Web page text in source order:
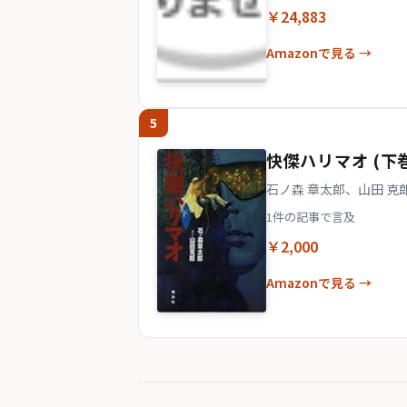
￥24,883
Amazonで見る →
5
快傑ハリマオ (下
石ノ森 章太郎、山田 克
1件の記事で言及
￥2,000
Amazonで見る →